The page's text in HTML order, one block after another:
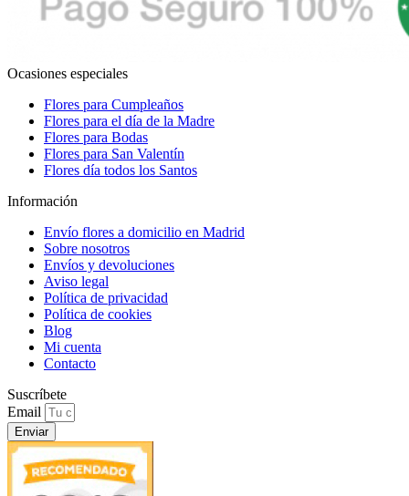
Ocasiones especiales
Flores para Cumpleaños
Flores para el día de la Madre
Flores para Bodas
Flores para San Valentín
Flores día todos los Santos
Información
Envío flores a domicilio en Madrid
Sobre nosotros
Envíos y devoluciones
Aviso legal
Política de privacidad
Política de cookies
Blog
Mi cuenta
Contacto
Suscríbete
Email
Enviar